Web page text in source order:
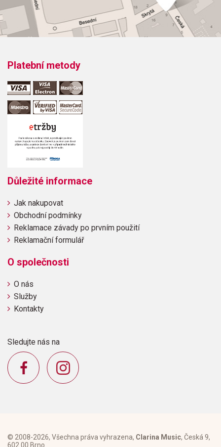
Platební metody
Důležité informace
Jak nakupovat
Obchodní podmínky
Reklamace závady po prvním použití
Reklamační formulář
O společnosti
O nás
Služby
Kontakty
Sledujte nás na
© 2008-2026, Všechna práva vyhrazena, Clarina Music, Česká 9,
602 00 Brno